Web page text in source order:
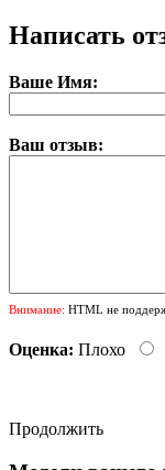
Написать
Ваше Имя:
Ваш отзыв:
Внимание: HTML не
Оценка: Плохо
Продолжить